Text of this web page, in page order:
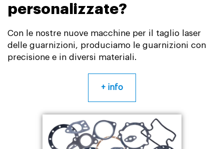
personalizzate?
Con le nostre nuove macchine per il taglio laser
delle guarnizioni, produciamo le guarnizioni con
precisione e in diversi materiali.
+ info